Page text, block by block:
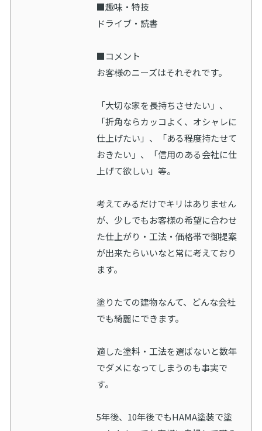
■趣味・特技
ドライブ・読書
■コメント
お客様のニーズはそれぞれです。
「大切な家を長持ちさせたい」、
「折角ならカッコよく、オシャレに
仕上げたい」、「ある程度持たせて
おきたい」、「信用のある会社に仕
上げて欲しい」等。
考えてみるだけでキリはありません
が、少しでもお客様の希望に合わせ
た仕上がり・工法・価格帯で御提案
が出来たらいいなと常に考えており
ます。
塗りたての建物なんて、どんな会社
でも綺麗にできます。
適した塗料・工法を選ばないと数年
でダメになってしまうのも事実で
す。
5年後、10年後でもHAMA塗装で塗